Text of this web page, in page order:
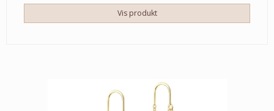
Vis produkt